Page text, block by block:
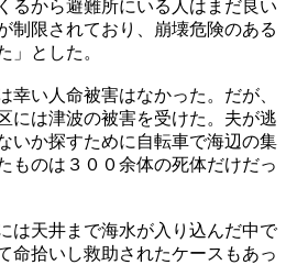
るから避難所にいる人はまだ良い
制限されており、崩壊危険のある
」とした。
幸い人命被害はなかった。だが、
には津波の被害を受けた。夫が逃
いか探すために自転車で海辺の集
ものは３００余体の死体だけだっ
は天井まで海水が入り込んだ中で
命拾いし救助されたケースもあっ